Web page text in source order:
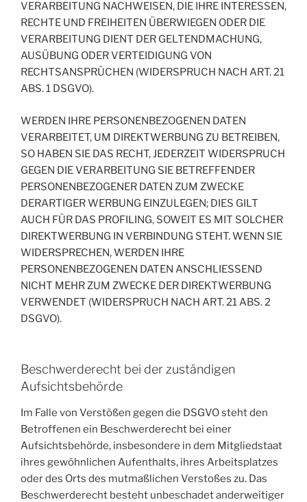
VERARBEITUNG NACHWEISEN, DIE IHRE INTERESSEN,
RECHTE UND FREIHEITEN ÜBERWIEGEN ODER DIE
VERARBEITUNG DIENT DER GELTENDMACHUNG,
AUSÜBUNG ODER VERTEIDIGUNG VON
RECHTSANSPRÜCHEN (WIDERSPRUCH NACH ART. 21
ABS. 1 DSGVO).
WERDEN IHRE PERSONENBEZOGENEN DATEN
VERARBEITET, UM DIREKTWERBUNG ZU BETREIBEN,
SO HABEN SIE DAS RECHT, JEDERZEIT WIDERSPRUCH
GEGEN DIE VERARBEITUNG SIE BETREFFENDER
PERSONENBEZOGENER DATEN ZUM ZWECKE
DERARTIGER WERBUNG EINZULEGEN; DIES GILT
AUCH FÜR DAS PROFILING, SOWEIT ES MIT SOLCHER
DIREKTWERBUNG IN VERBINDUNG STEHT. WENN SIE
WIDERSPRECHEN, WERDEN IHRE
PERSONENBEZOGENEN DATEN ANSCHLIESSEND
NICHT MEHR ZUM ZWECKE DER DIREKTWERBUNG
VERWENDET (WIDERSPRUCH NACH ART. 21 ABS. 2
DSGVO).
Beschwerde­recht bei der zuständigen
Aufsichts­behörde
Im Falle von Verstößen gegen die DSGVO steht den
Betroffenen ein Beschwerderecht bei einer
Aufsichtsbehörde, insbesondere in dem Mitgliedstaat
ihres gewöhnlichen Aufenthalts, ihres Arbeitsplatzes
oder des Orts des mutmaßlichen Verstoßes zu. Das
Beschwerderecht besteht unbeschadet anderweitiger